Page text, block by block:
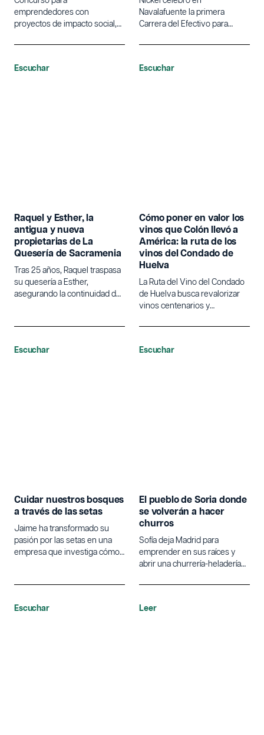
emprendedores con
proyectos de impacto social,
zonas rurales, que ofrece
asesoramiento especializado.
Navalafuente la primera
Carrera del Efectivo para
en España.
Escuchar
Raquel y Esther, la
antigua y nueva
propietarias de La
Quesería de Sacramenia
Tras 25 años, Raquel traspasa
su quesería a Esther,
asegurando la continuidad de
Escuchar
Cómo poner en valor los
vinos que Colón llevó a
América: la ruta de los
vinos del Condado de
Huelva
La Ruta del Vino del Condado
de Huelva busca revalorizar
vinos centenarios y
provincia.
Escuchar
Cuidar nuestros bosques
a través de las setas
Jaime ha transformado su
pasión por las setas en una
empresa que investiga cómo
ecosistemas forestales.
Escuchar
El pueblo de Soria donde
se volverán a hacer
churros
Sofía deja Madrid para
emprender en sus raíces y
abrir una churrería-heladería
Gormaz.
Escuchar Leer